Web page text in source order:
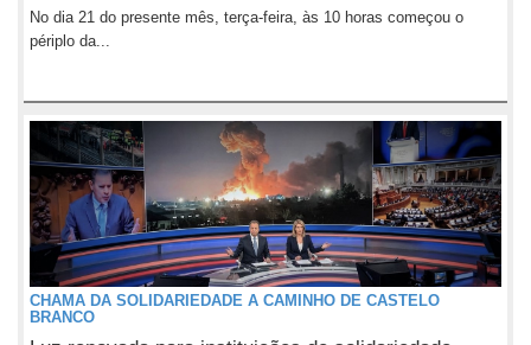
No dia 21 do presente mês, terça-feira, às 10 horas começou o
périplo da...
CHAMA DA SOLIDARIEDADE A CAMINHO DE CASTELO
BRANCO